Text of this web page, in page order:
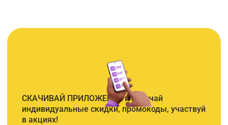
СКАЧИВАЙ ПРИЛОЖЕНИЕ и получай
индивидуальные скидки, промокоды, участвуй
в акциях!